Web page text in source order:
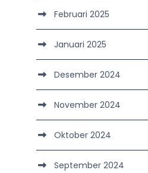
Februari 2025
Januari 2025
Desember 2024
November 2024
Oktober 2024
September 2024